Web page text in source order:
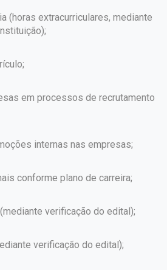
(horas extracurriculares, mediante
em processos de recrutamento
internas nas empresas;
conforme plano de carreira;
verificação do edital);
verificação do edital);